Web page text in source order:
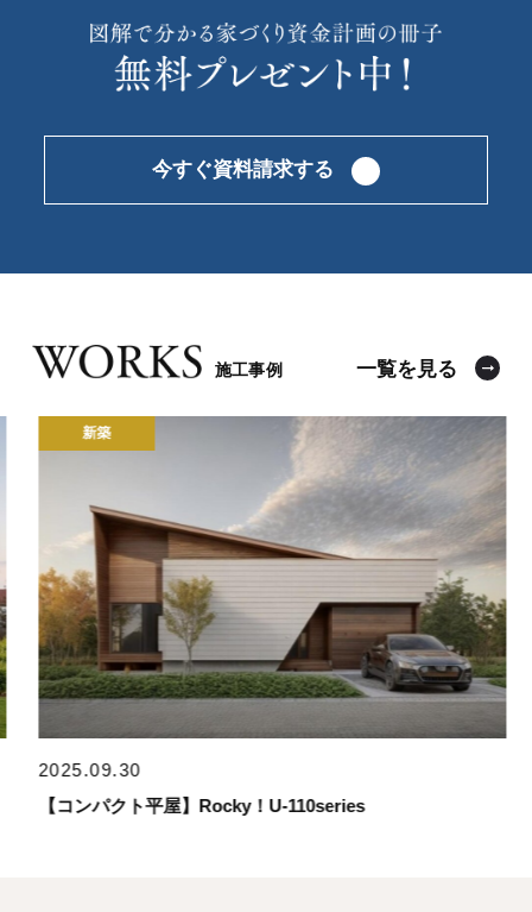
今すぐ資料請求する
施工事例 一覧を見る
新築
2025.09.30
【コンパクト平屋】Rocky！U-110series